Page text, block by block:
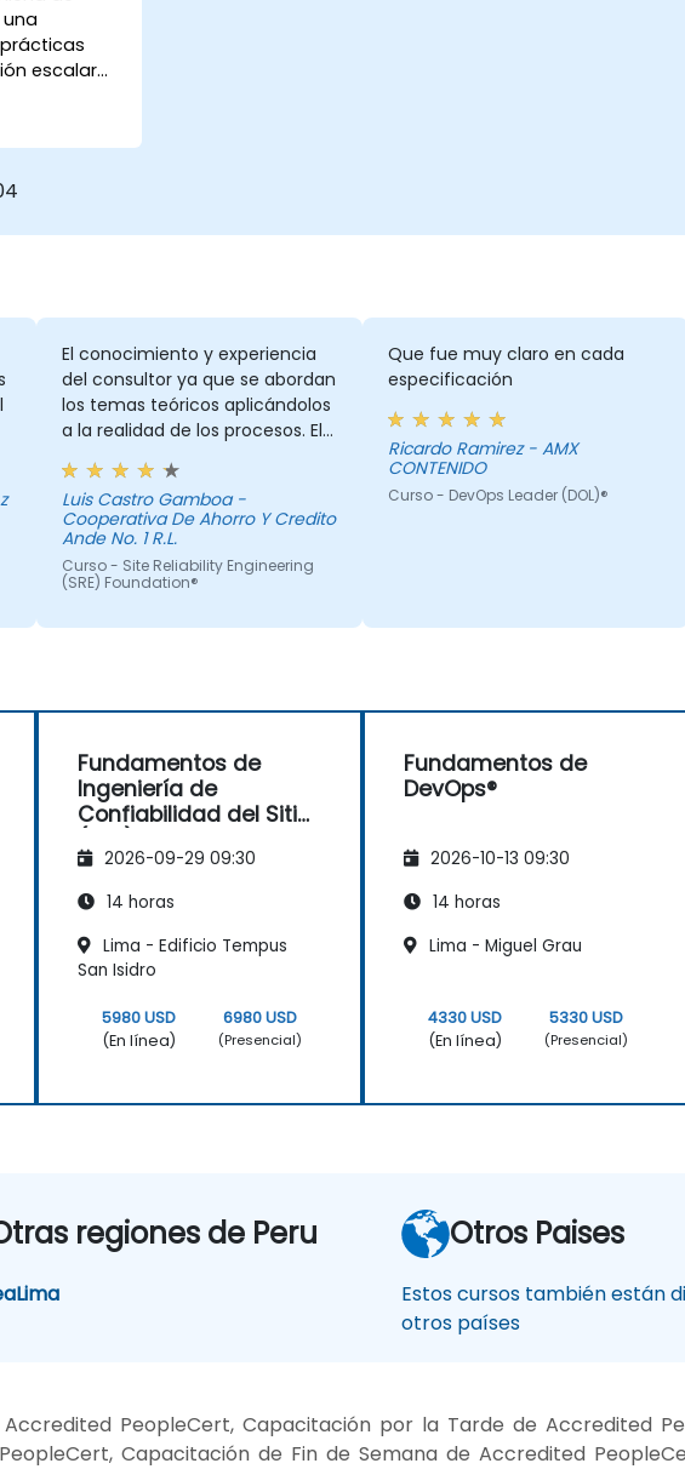
una
escalar
la
El conocimiento y experiencia
del consultor ya que se abordan
los temas teóricos aplicándolos
a la realidad de los procesos. El
curso contiene un programa de
mucho valor en la gestión de
las tecnologías de información.
Luis Castro Gamboa -
Cooperativa De Ahorro Y Credito
Ande No. 1 R.L.
Curso - Site Reliability Engineering
(SRE) Foundation®
Que fue muy claro en cada
especificación
Ricardo Ramirez - AMX
CONTENIDO
Curso - DevOps Leader (DOL)®
Fundamentos de
Ingeniería de
Confiabilidad del Sitio
2026-09-29 09:30
14 horas
Lima - Edificio Tempus
San Isidro
5980 USD
(En línea)
6980 USD
(Presencial)
Fundamentos de
DevOps®
2026-10-13 09:30
14 horas
Lima - Miguel Grau
4330 USD
(En línea)
5330 USD
(Presencial)
regiones de Peru
Lima
Otros Paises
Estos cursos también están
otros países
PeopleCert, Capacitación por la Tarde de Accredited
Capacitación de Fin de Semana de Accredited